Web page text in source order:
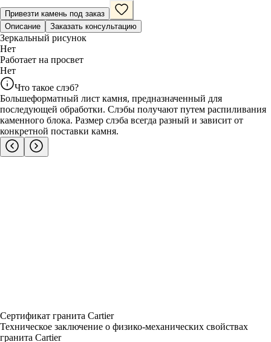
Привезти камень под заказ
Описание
Заказать консультацию
Зеркальный рисунок
Нет
Работает на просвет
Нет
Что такое слэб?
Большеформатный лист камня, предназначенный для
последующей обработки. Слэбы получают путем распиливания
каменного блока. Размер слэба всегда разный и зависит от
конкретной поставки камня.
Сертификат гранита Cartier
Техническое заключение о физико-механических свойствах
гранита Cartier